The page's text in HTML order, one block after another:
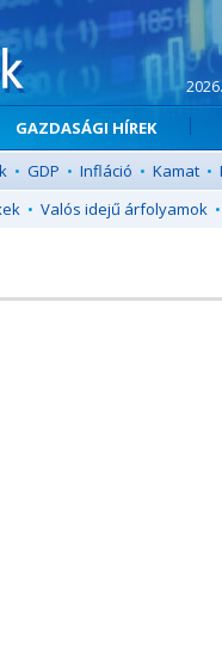
GAZDASÁGI HÍREK
• GDP • Infláció • Kamat •
• Valós idejű árfolyamok •